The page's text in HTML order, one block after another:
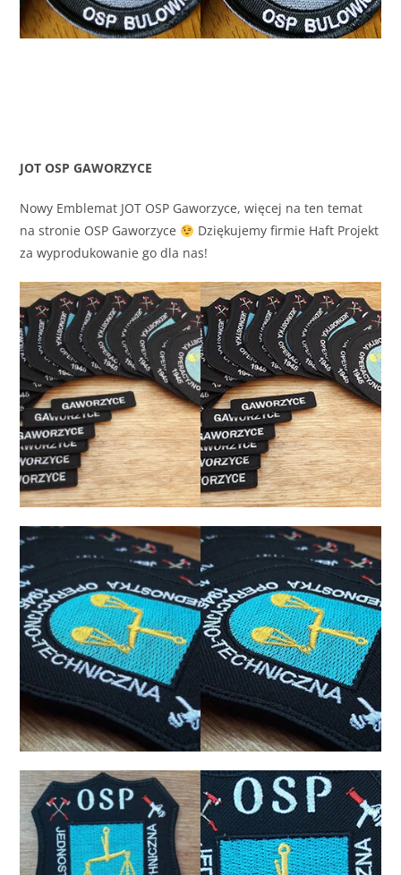
JOT OSP GAWORZYCE
Nowy Emblemat JOT OSP Gaworzyce, więcej na ten temat
na stronie OSP Gaworzyce
Dziękujemy firmie Haft Projekt
za wyprodukowanie go dla nas!